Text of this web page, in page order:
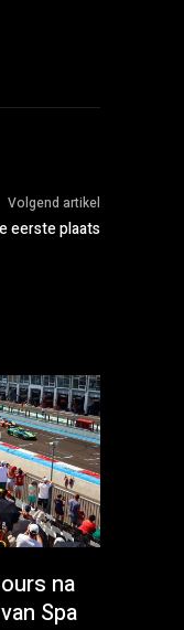
Volgend artikel
eerste plaats
na
Spa